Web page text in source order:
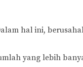
hal ini,
yang lebih